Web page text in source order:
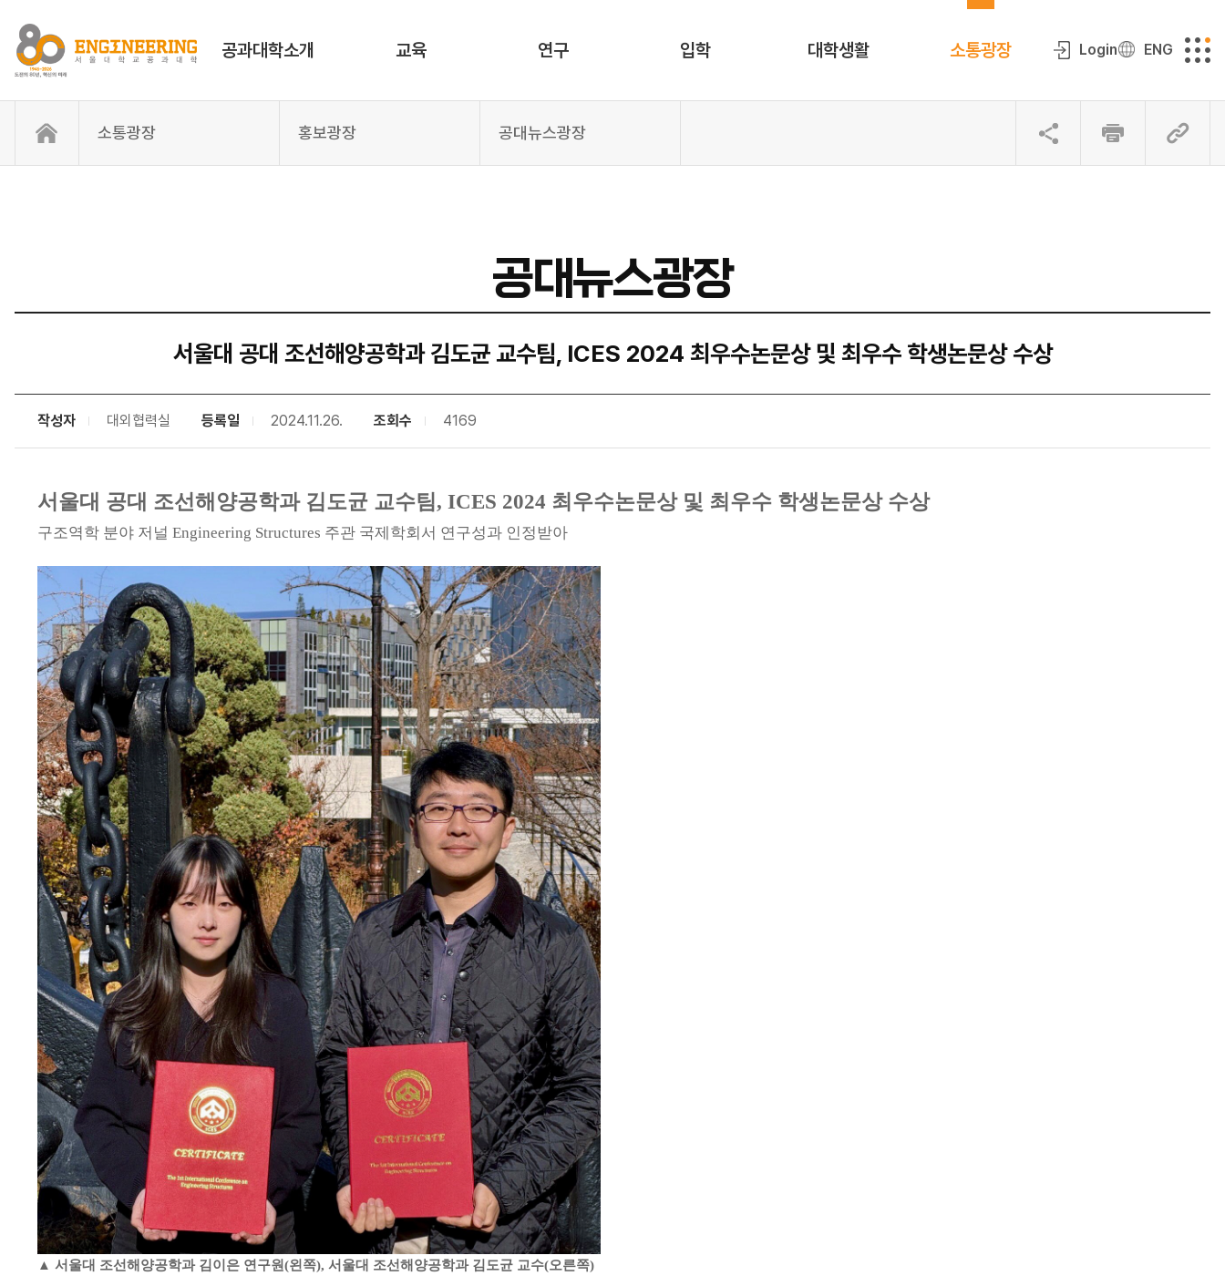
공과대학소개 교육 연구 입학 대학생활 소통광장 Login ENG
소통광장 홍보광장 공대뉴스광장
공대뉴스광장
서울대 공대 조선해양공학과 김도균 교수팀, ICES 2024 최우수논문상 및 최우수 학생논문상 수상
작성자 대외협력실 등록일 2024.11.26. 조회수 4169
서울대 공대 조선해양공학과 김도균 교수팀, ICES 2024 최우수논문상 및 최우수 학생논문상 수상
구조역학 분야 저널 Engineering Structures 주관 국제학회서 연구성과 인정받아
▲ 서울대 조선해양공학과 김이은 연구원(왼쪽), 서울대 조선해양공학과 김도균 교수(오른쪽)